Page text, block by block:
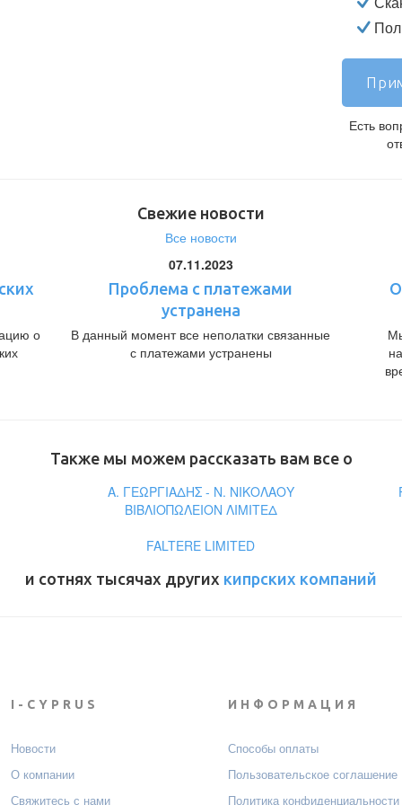
Есть
Свежие новости
Все новости
о
07.11.2023
Проблема с платежами
устранена
В данный момент все неполатки связанные
с платежами устранены
Также мы можем рассказать вам все о
Α. ΓΕΩΡΓΙΑΔΗΣ - Ν. ΝΙΚΟΛΑΟΥ
ΒΙΒΛΙΟΠΩΛΕΙΟΝ ΛΙΜΙΤΕΔ
FALTERE LIMITED
и сотнях тысячах других кипрских компаний
I-CYPRUS
Новости
О компании
Свяжитесь с нами
ИНФОРМАЦИЯ
Способы оплаты
Пользовательское соглашение
Политика конфиденциальности